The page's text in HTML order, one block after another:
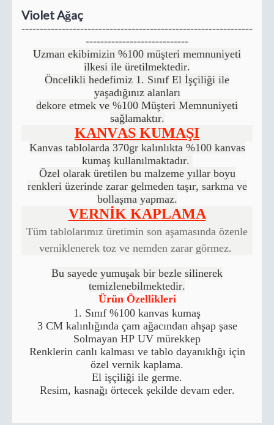
Violet Ağaç
---------------------------------------------------------------
----------------------------
Uzman ekibimizin %100 müşteri memnuniyeti
ilkesi ile üretilmektedir.
Öncelikli hedefimiz 1. Sınıf El İşçiliği ile
yaşadığınız alanları
dekore etmek ve %100 Müşteri Memnuniyeti
sağlamaktır.
KANVAS KUMAŞI
Kanvas tablolarda 370gr kalınlıkta %100 kanvas
kumaş kullanılmaktadır.
Özel olarak üretilen bu malzeme yıllar boyu
renkleri üzerinde zarar gelmeden taşır, sarkma ve
bollaşma yapmaz.
VERNİK KAPLAMA
Tüm tablolarımız üretimin son aşamasında özenle
verniklenerek toz ve nemden zarar görmez.
Bu sayede yumuşak bir bezle silinerek
temizlenebilmektedir.
Ürün Özellikleri
1. Sınıf %100 kanvas kumaş
3 CM kalınlığında çam ağacından ahşap şase
Solmayan HP UV mürekkep
Renklerin canlı kalması ve tablo dayanıklığı için
özel vernik kaplama.
El işçiliği ile germe.
Resim, kasnağı örtecek şekilde devam eder.